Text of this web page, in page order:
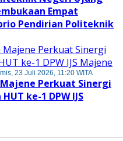
Empat
Pendirian Politeknik
23 Juli 2026, 11:20 WITA
Perkuat Sinergi
ke-1 DPW IJS